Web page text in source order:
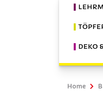
DEKO
Home